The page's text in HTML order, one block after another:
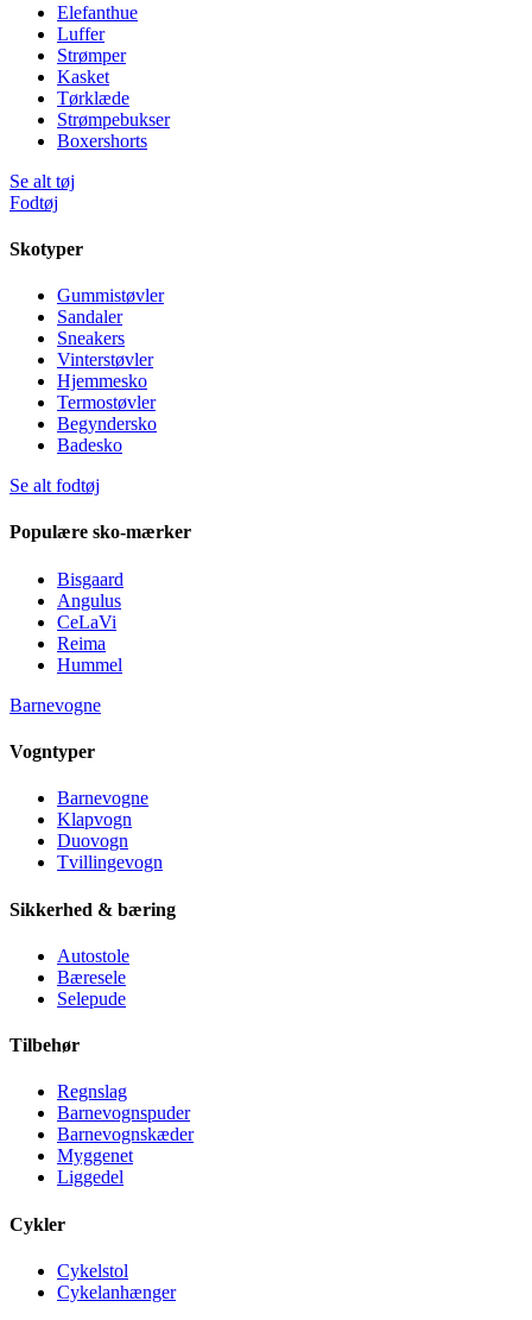
Elefanthue
Luffer
Strømper
Kasket
Tørklæde
Strømpebukser
Boxershorts
Se alt tøj
Fodtøj
Skotyper
Gummistøvler
Sandaler
Sneakers
Vinterstøvler
Hjemmesko
Termostøvler
Begyndersko
Badesko
Se alt fodtøj
Populære sko-mærker
Bisgaard
Angulus
CeLaVi
Reima
Hummel
Barnevogne
Vogntyper
Barnevogne
Klapvogn
Duovogn
Tvillingevogn
Sikkerhed & bæring
Autostole
Bæresele
Selepude
Tilbehør
Regnslag
Barnevognspuder
Barnevognskæder
Myggenet
Liggedel
Cykler
Cykelstol
Cykelanhænger